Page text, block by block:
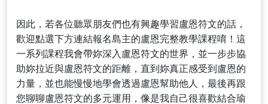
因此，若各位聽眾朋友們也有興趣學習盧恩符文的話，
歡迎點選下方連結報名島主的盧恩完整教學課程唷！這
一系列課程我會帶妳深入盧恩符文的世界，並一步步協
助妳拉近與盧恩符文的距離，直到妳真正感受到盧恩的
力量，並也能慢慢地學會透過盧恩幫助他人，最後再跟
您聊聊盧恩符文的多元運用，像是我自己很喜歡結合瑜